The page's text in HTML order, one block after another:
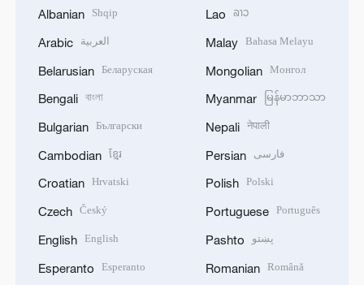
Albanian Shqip
Arabic العربية
Belarusian Беларуская
Bengali বাংলা
Bulgarian Български
Cambodian ខ្មែរ
Croatian Hrvatski
Czech Český
English English
Esperanto Esperanto
Lao ລາວ
Malay Bahasa Melayu
Mongolian Монгол
Myanmar မြန်မာဘာသာ
Nepali नेपाली
Persian فارسی
Polish Polski
Portuguese Português
Pashto پښتو
Romanian Română